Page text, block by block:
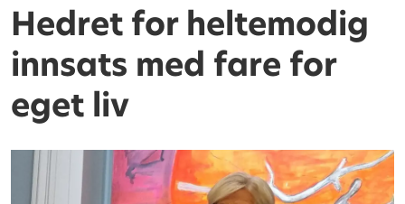
Hedret for heltemodig
innsats med fare for
eget liv